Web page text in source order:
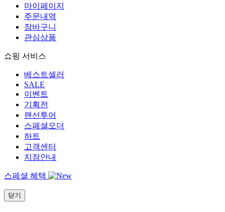
마이페이지
주문내역
장바구니
관심상품
쇼핑 서비스
베스트셀러
SALE
이벤트
기획전
랜선투어
스폐셜오더
하트
고객센터
지점안내
스페셜 혜택
닫기